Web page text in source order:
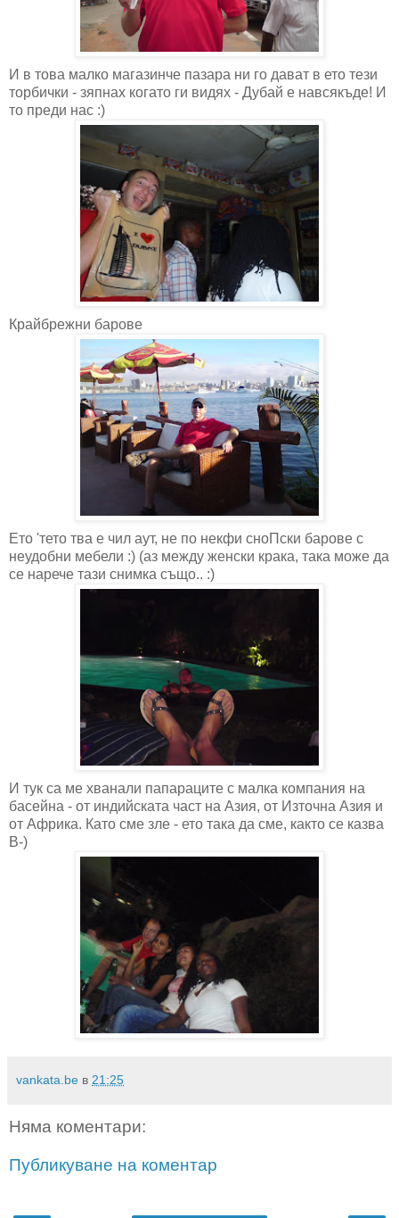
И в това малко магазинче пазара ни го дават в ето тези
торбички - зяпнах когато ги видях - Дубай е навсякъде! И
то преди нас :)
Крайбрежни барове
Ето 'тето тва е чил аут, не по некфи сноПски барове с
неудобни мебели :) (аз между женски крака, така може да
се нарече тази снимка също.. :)
И тук са ме хванали папараците с малка компания на
басейна - от индийската част на Азия, от Източна Азия и
от Африка. Като сме зле - ето така да сме, както се казва
B-)
vankata.be в 21:25
Няма коментари:
Публикуване на коментар